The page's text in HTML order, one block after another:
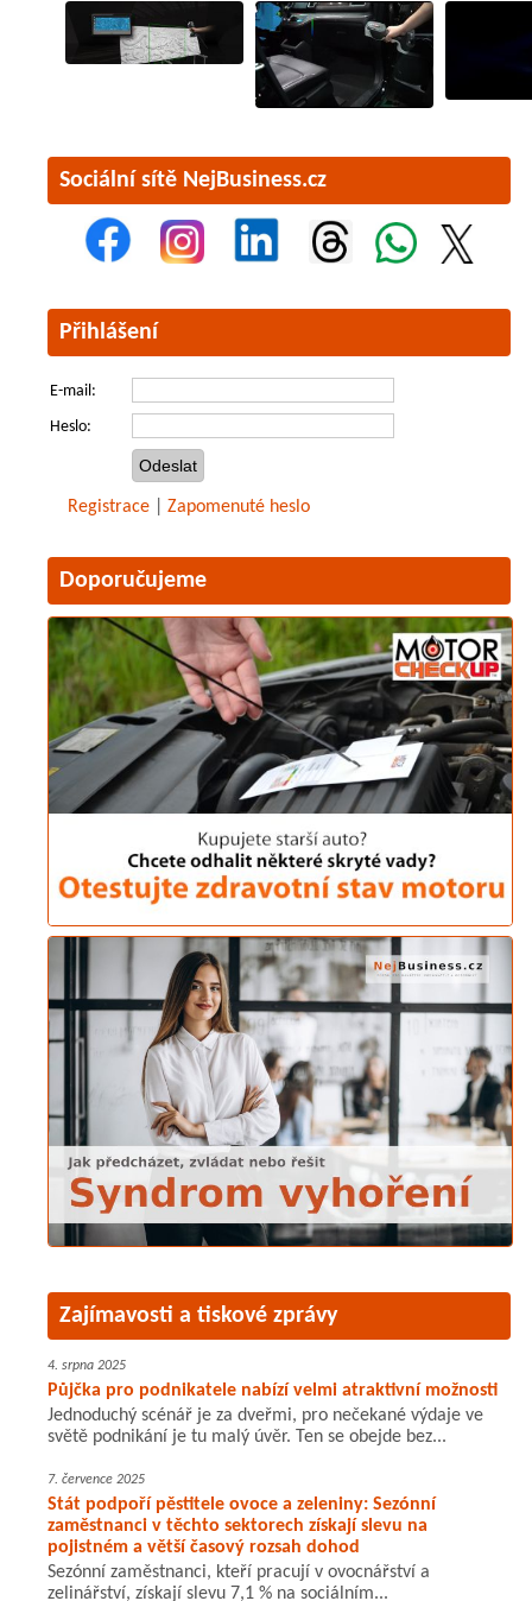
Sociální sítě NejBusiness.cz
Přihlášení
E-mail:
Heslo:
Registrace Zapomenuté heslo
Doporučujeme
Zajímavosti a tiskové zprávy
4. srpna 2025
Půjčka pro podnikatele nabízí velmi atraktivní možnosti
Jednoduchý scénář je za dveřmi, pro nečekané výdaje ve
světě podnikání je tu malý úvěr. Ten se obejde bez...
7. července 2025
Stát podpoří pěstitele ovoce a zeleniny: Sezónní
zaměstnanci v těchto sektorech získají slevu na
pojistném a větší časový rozsah dohod
Sezónní zaměstnanci, kteří pracují v ovocnářství a
zelinářství, získají slevu 7,1 % na sociálním...